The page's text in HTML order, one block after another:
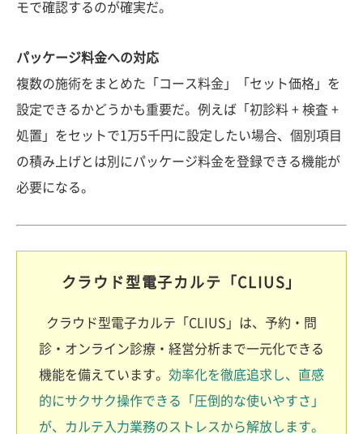
モで確認するのが確実だ。
パッケージ料金への対応
複数の施術をまとめた「コース料金」「セット価格」を
設定できるかどうかも重要だ。例えば「初診料 + 検査 +
処置」をセットで1万5千円に設定したい場合、個別項目
の積み上げとは別にパッケージ料金を登録できる機能が
必要になる。
クラウド型電子カルテ「CLIUS」
クラウド型電子カルテ「CLIUS」は、予約・問
診・オンライン診療・経営分析まで一元化できる
機能を備えています。 効率化を徹底追求し、直感
的にサクサク操作できる「圧倒的な使いやすさ」
が、カルテ入力業務のストレスから解放します。